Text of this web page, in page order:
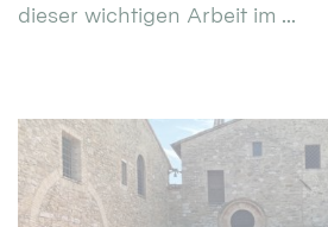
dieser wichtigen Arbeit im ...